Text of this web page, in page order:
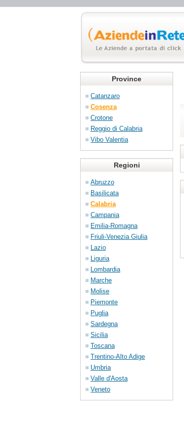
Province
Catanzaro
Cosenza
Crotone
Reggio di Calabria
Vibo Valentia
Regioni
Abruzzo
Basilicata
Calabria
Campania
Emilia-Romagna
Friuli-Venezia Giulia
Lazio
Liguria
Lombardia
Marche
Molise
Piemonte
Puglia
Sardegna
Sicilia
Toscana
Trentino-Alto Adige
Umbria
Valle d'Aosta
Veneto